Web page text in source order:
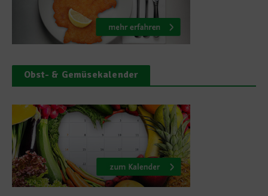
Obst- & Gemüsekalender